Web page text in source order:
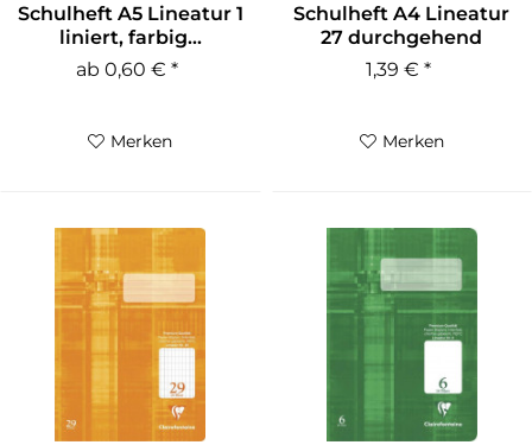
Schulheft A5 Lineatur 1
liniert, farbig...
ab 0,60 € *
Merken
Schulheft A4 Lineatur
27 durchgehend
liniert...
1,39 € *
Merken